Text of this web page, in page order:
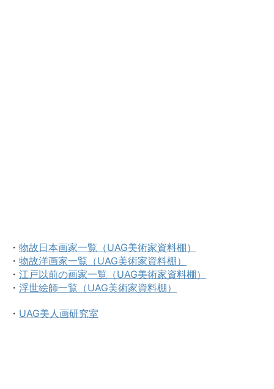
・ 物故日本画家一覧（UAG美術家資料棚）
・ 物故洋画家一覧（UAG美術家資料棚）
・ 江戸以前の画家一覧（UAG美術家資料棚）
・ 浮世絵師一覧（UAG美術家資料棚）
・ UAG美人画研究室